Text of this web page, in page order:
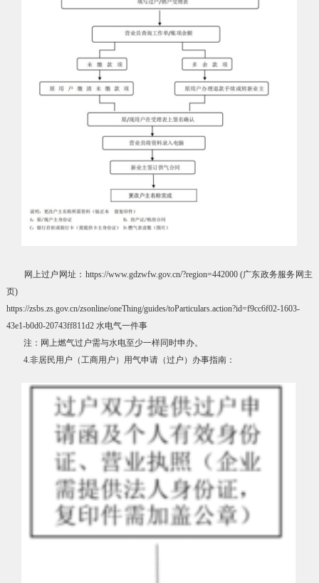
网上过户网址： https://www.gdzwfw.gov.cn/?region=442000(广东政务服务网主
页)
https://zsbs.zs.gov.cn/zsonline/oneThing/guides/toParticulars.action?id=f9cc6f02-1603-
43e1-b0d0-20743ff811d2水电气一件事
注：网上燃气过户需与水电至少一样同时申办。
4.非居民用户（工商用户）用气申请（过户）办事指南：